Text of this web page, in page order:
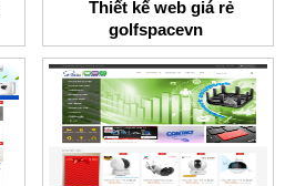
Thiết kế web giá rẻ
golfspacevn